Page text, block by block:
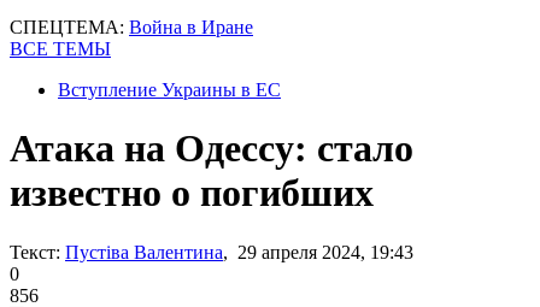
СПЕЦТЕМА: Война в Иране
ВСЕ ТЕМЫ
Вступление Украины в ЕС
Атака на Одессу: стало
известно о погибших
Текст: Пустіва Валентина, 29 апреля 2024, 19:43
0
856